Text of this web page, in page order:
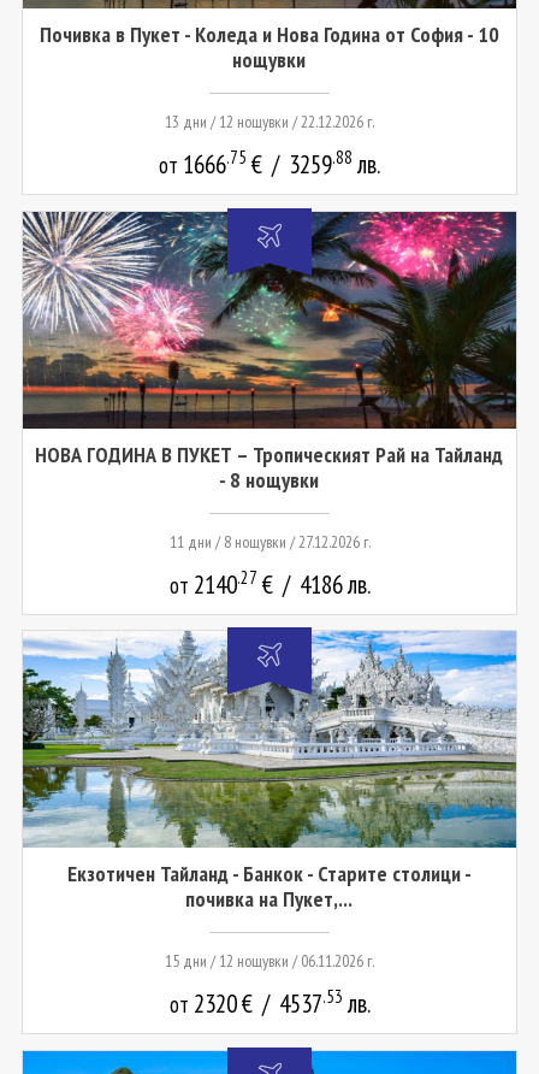
Почивка в Пукет - Коледа и Нова Година от София - 10
нощувки
13 дни / 12 нощувки / 22.12.2026 г.
от 1666.75 € / 3259.88 лв.
НОВА ГОДИНА В ПУКЕТ – Тропическият Рай на Тайланд
- 8 нощувки
11 дни / 8 нощувки / 27.12.2026 г.
от 2140.27 € / 4186лв.
Екзотичен Тайланд - Банкок - Старите столици -
почивка на Пукет,...
15 дни / 12 нощувки / 06.11.2026 г.
от 2320€ / 4537.53 лв.